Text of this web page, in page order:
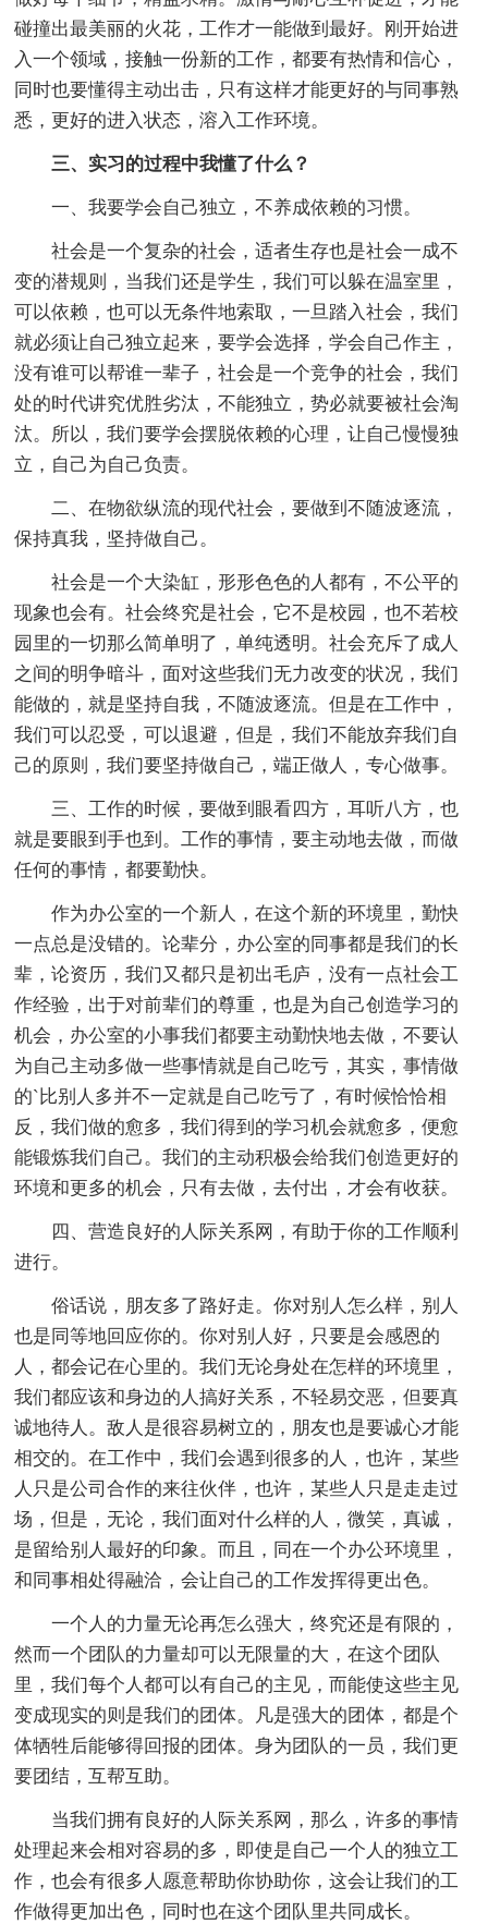
碰撞出最美丽的火花，工作才一能做到最好。刚开始进
入一个领域，接触一份新的工作，都要有热情和信心，
同时也要懂得主动出击，只有这样才能更好的与同事熟
悉，更好的进入状态，溶入工作环境。
三、实习的过程中我懂了什么？
一、我要学会自己独立，不养成依赖的习惯。
社会是一个复杂的社会，适者生存也是社会一成不
变的潜规则，当我们还是学生，我们可以躲在温室里，
可以依赖，也可以无条件地索取，一旦踏入社会，我们
就必须让自己独立起来，要学会选择，学会自己作主，
没有谁可以帮谁一辈子，社会是一个竞争的社会，我们
处的时代讲究优胜劣汰，不能独立，势必就要被社会淘
汰。所以，我们要学会摆脱依赖的心理，让自己慢慢独
立，自己为自己负责。
二、在物欲纵流的现代社会，要做到不随波逐流，
保持真我，坚持做自己。
社会是一个大染缸，形形色色的人都有，不公平的
现象也会有。社会终究是社会，它不是校园，也不若校
园里的一切那么简单明了，单纯透明。社会充斥了成人
之间的明争暗斗，面对这些我们无力改变的状况，我们
能做的，就是坚持自我，不随波逐流。但是在工作中，
我们可以忍受，可以退避，但是，我们不能放弃我们自
己的原则，我们要坚持做自己，端正做人，专心做事。
三、工作的时候，要做到眼看四方，耳听八方，也
就是要眼到手也到。工作的事情，要主动地去做，而做
任何的事情，都要勤快。
作为办公室的一个新人，在这个新的环境里，勤快
一点总是没错的。论辈分，办公室的同事都是我们的长
辈，论资历，我们又都只是初出毛庐，没有一点社会工
作经验，出于对前辈们的尊重，也是为自己创造学习的
机会，办公室的小事我们都要主动勤快地去做，不要认
为自己主动多做一些事情就是自己吃亏，其实，事情做
的`比别人多并不一定就是自己吃亏了，有时候恰恰相
反，我们做的愈多，我们得到的学习机会就愈多，便愈
能锻炼我们自己。我们的主动积极会给我们创造更好的
环境和更多的机会，只有去做，去付出，才会有收获。
四、营造良好的人际关系网，有助于你的工作顺利
进行。
俗话说，朋友多了路好走。你对别人怎么样，别人
也是同等地回应你的。你对别人好，只要是会感恩的
人，都会记在心里的。我们无论身处在怎样的环境里，
我们都应该和身边的人搞好关系，不轻易交恶，但要真
诚地待人。敌人是很容易树立的，朋友也是要诚心才能
相交的。在工作中，我们会遇到很多的人，也许，某些
人只是公司合作的来往伙伴，也许，某些人只是走走过
场，但是，无论，我们面对什么样的人，微笑，真诚，
是留给别人最好的印象。而且，同在一个办公环境里，
和同事相处得融洽，会让自己的工作发挥得更出色。
一个人的力量无论再怎么强大，终究还是有限的，
然而一个团队的力量却可以无限量的大，在这个团队
里，我们每个人都可以有自己的主见，而能使这些主见
变成现实的则是我们的团体。凡是强大的团体，都是个
体牺牲后能够得回报的团体。身为团队的一员，我们更
要团结，互帮互助。
当我们拥有良好的人际关系网，那么，许多的事情
处理起来会相对容易的多，即使是自己一个人的独立工
作，也会有很多人愿意帮助你协助你，这会让我们的工
作做得更加出色，同时也在这个团队里共同成长。